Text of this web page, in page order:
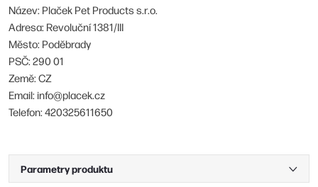
Název: Plaček Pet Products s.r.o.
Adresa: Revoluční 1381/III
Město: Poděbrady
PSČ: 290 01
Země: CZ
Email: info@placek.cz
Telefon: 420325611650
Parametry produktu